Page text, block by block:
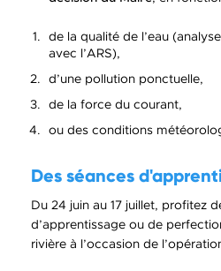
de la qualité de l’eau
avec l’ARS),
d’une pollution ponctuelle,
de la force du courant,
ou des conditions
Des séances
Du 24 juin au 17 juillet, profitez
d’apprentissage ou de
rivière à l’occasion de